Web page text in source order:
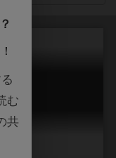
む
共